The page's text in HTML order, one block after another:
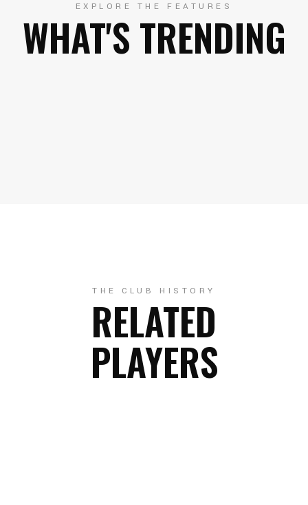
EXPLORE THE FEATURES
WHAT'S TRENDING
THE CLUB HISTORY
RELATED
PLAYERS